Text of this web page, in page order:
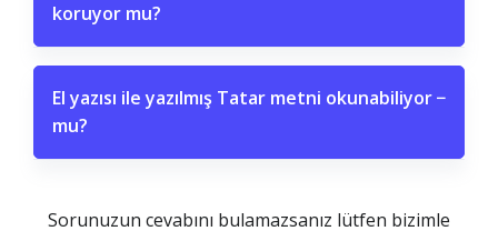
koruyor mu?
El yazısı ile yazılmış Tatar metni okunabiliyor
mu?
−
Sorunuzun cevabını bulamazsanız lütfen bizimle